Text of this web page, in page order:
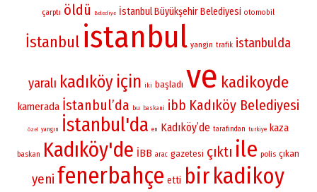
çarptı öldü Belediye İstanbul Büyükşehir Belediyesi otomobil
İstanbul istanbul yangin trafik istanbulda
yaralı kadıköy için iki başladı ve kadikoyde
kamerada İstanbul’da bu baskani ibb Kadıköy Belediyesi
özel yangın İstanbul'da en Kadıköy’de tarafından turkiye kaza
baskan Kadıköy'de İBB arac gazetesi çıktı ile polis çıkan
yeni fenerbahçe etti birkadikoy